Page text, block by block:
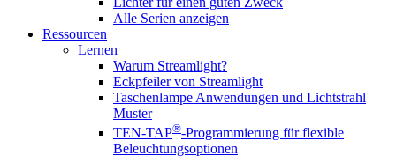
Alle Serien anzeigen
Ressourcen
Lernen
Warum Streamlight?
Eckpfeiler von Streamlight
Taschenlampe Anwendungen und Lichtstrahl
Muster
TEN-TAP®-Programmierung für flexible
Beleuchtungsoptionen